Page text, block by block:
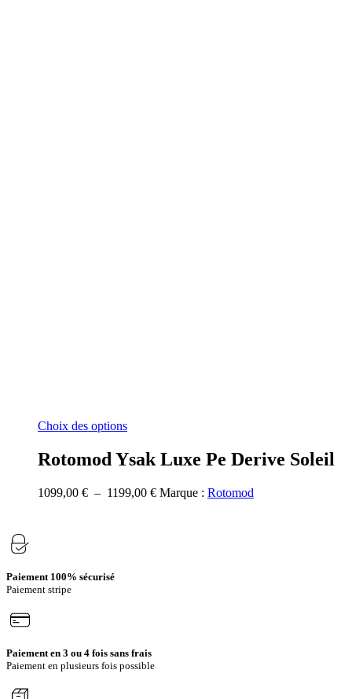
Choix des optionsCe
a
plusieurs
Les
Rotomod Ysak Luxe Pe Derive Soleil
1099,00 € – 1199,00 €Plage
Marque : Rotomod
Paiement 100% sécurisé
Paiement stripe
Paiement en 3 ou 4 fois sans frais
Paiement en plusieurs fois possible